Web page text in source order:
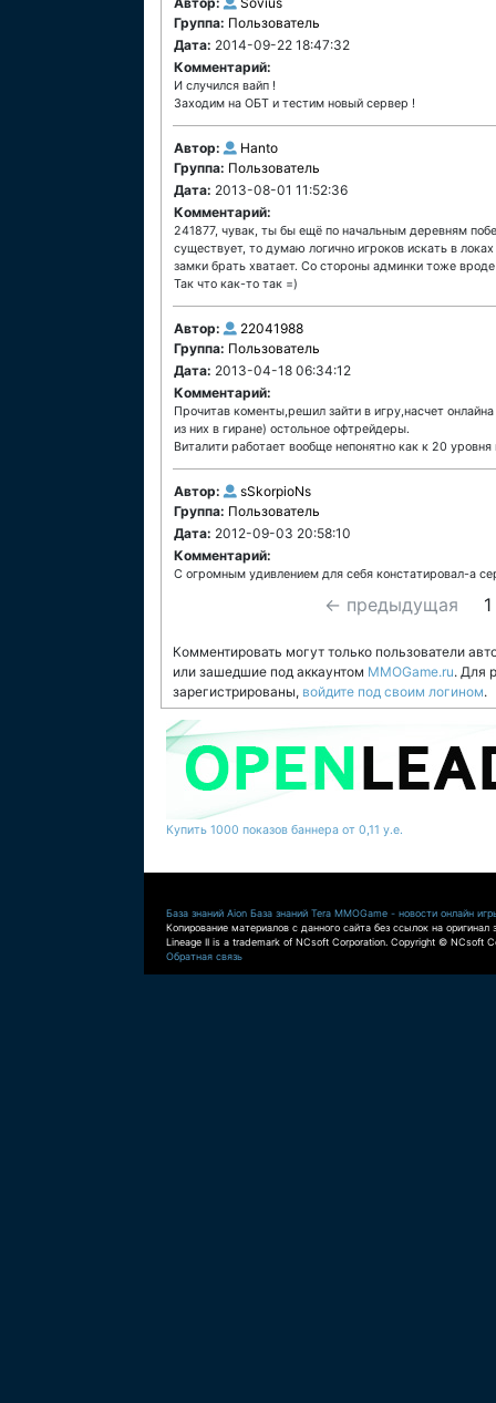
Группа: Пользователь
Дата: 2014-09-22 18:47:32
Комментарий:
И случился вайп !
Заходим на ОБТ и тестим новый сервер !
Автор:
Hanto
Группа: Пользователь
Дата: 2013-08-01 11:52:36
Комментарий:
241877, чувак, ты бы ещё по начальным деревням
существует, то думаю логично игроков искать в
замки брать хватает. Со стороны админки тоже
Так что как-то так =)
Автор:
22041988
Группа: Пользователь
Дата: 2013-04-18 06:34:12
Комментарий:
Прочитав коменты,решил зайти в игру,насчет
из них в гиране) остольное офтрейдеры.
Виталити работает вообще непонятно как к 20
Автор:
sSkorpioNs
Группа: Пользователь
Дата: 2012-09-03 20:58:10
Комментарий:
С огромным удивлением для себя констатировал-а
← предыдущая 1
Комментировать могут только пользователи
или зашедшие под аккаунтом MMOGame.ru. Для
зарегистрированы, войдите под своим логином.
Купить 1000 показов баннера от 0,11 у.е.
База знаний Aion База знаний Tera MMOGame - новости онлайн
Копирование материалов с данного сайта без ссылок на оригинал
Lineage II is a trademark of NCsoft Corporation. Copyright © NCsoft
Обратная связь